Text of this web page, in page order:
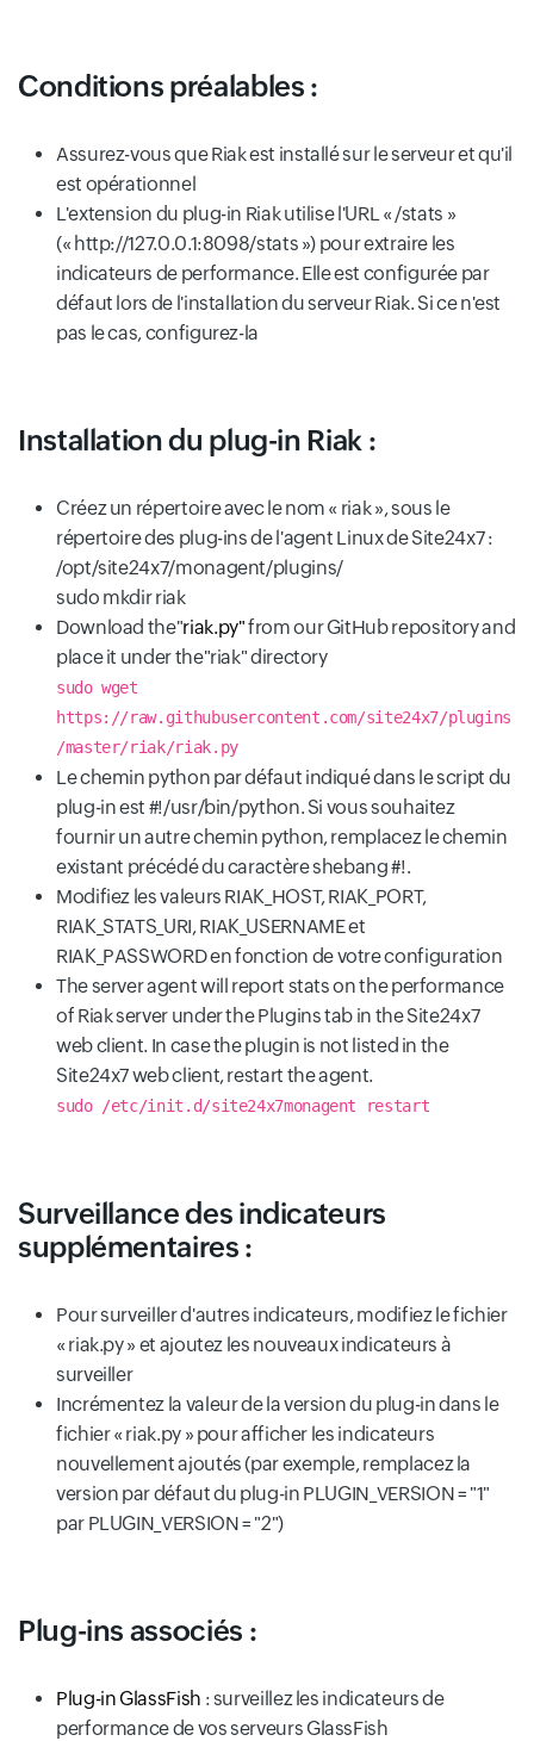
Conditions préalables :
Assurez-vous que Riak est installé sur le serveur et qu'il
est opérationnel
L'extension du plug-in Riak utilise l'URL « /stats »
(« http://127.0.0.1:8098/stats ») pour extraire les
indicateurs de performance. Elle est configurée par
défaut lors de l'installation du serveur Riak. Si ce n'est
pas le cas, configurez-la
Installation du plug-in Riak :
Créez un répertoire avec le nom « riak », sous le
répertoire des plug-ins de l'agent Linux de Site24x7 :
/opt/site24x7/monagent/plugins/
sudo mkdir riak
Download the"riak.py"from our GitHub repository and
place it under the"riak" directory
sudo wget
https://raw.githubusercontent.com/site24x7/plugins
/master/riak/riak.py
Le chemin python par défaut indiqué dans le script du
plug-in est #!/usr/bin/python. Si vous souhaitez
fournir un autre chemin python, remplacez le chemin
existant précédé du caractère shebang #!.
Modifiez les valeurs RIAK_HOST, RIAK_PORT,
RIAK_STATS_URI, RIAK_USERNAME et
RIAK_PASSWORD en fonction de votre configuration
The server agent will report stats on the performance
of Riak server under the Plugins tab in the Site24x7
web client. In case the plugin is not listed in the
Site24x7 web client, restart the agent.
sudo /etc/init.d/site24x7monagent restart
Surveillance des indicateurs
supplémentaires :
Pour surveiller d'autres indicateurs, modifiez le fichier
« riak.py » et ajoutez les nouveaux indicateurs à
surveiller
Incrémentez la valeur de la version du plug-in dans le
fichier « riak.py » pour afficher les indicateurs
nouvellement ajoutés (par exemple, remplacez la
version par défaut du plug-in PLUGIN_VERSION = "1"
par PLUGIN_VERSION = "2")
Plug-ins associés :
Plug-in GlassFish : surveillez les indicateurs de
performance de vos serveurs GlassFish